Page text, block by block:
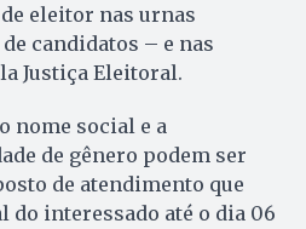
eleitor nas urnas
candidatos – e nas
Justiça Eleitoral.
nome social e a
de gênero podem ser
de atendimento que
do interessado até o dia 06